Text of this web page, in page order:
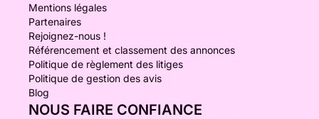
Mentions légales
Partenaires
Rejoignez-nous !
Référencement et classement des annonces
Politique de règlement des litiges
Politique de gestion des avis
Blog
NOUS FAIRE CONFIANCE